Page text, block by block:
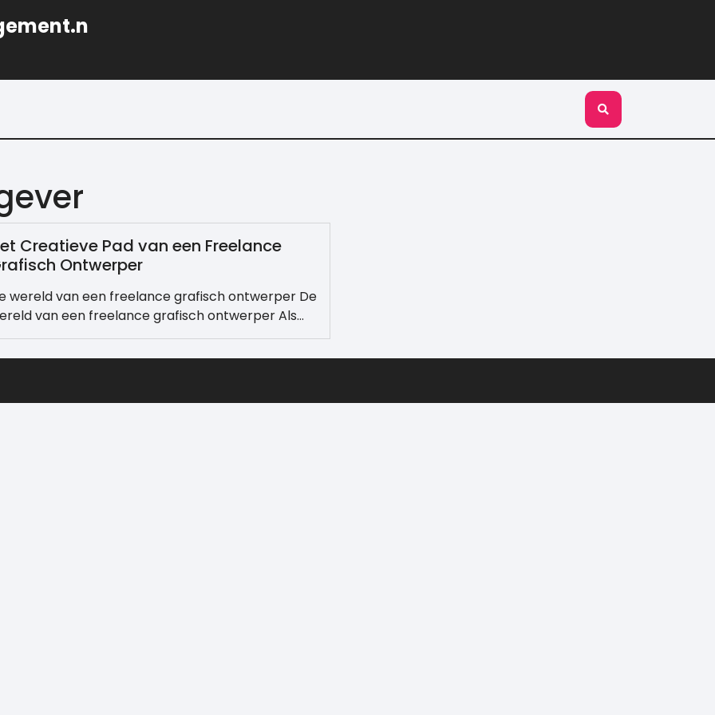
Creatieve Pad van een Freelance
Ontwerper
wereld van een freelance grafisch ontwerper De
van een freelance grafisch ontwerper Als…